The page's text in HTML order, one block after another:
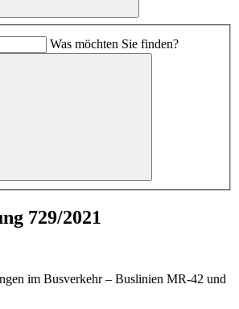
Was möchten Sie finden?
729/2021
im Busverkehr – Buslinien MR-42 und